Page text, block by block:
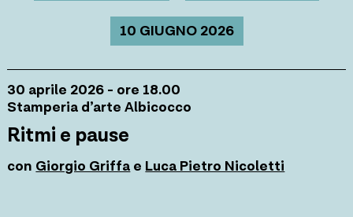
10 GIUGNO 2026
30 aprile 2026 - ore 18.00
Stamperia d’arte Albicocco
Ritmi e pause
con Giorgio Griffa e Luca Pietro Nicoletti